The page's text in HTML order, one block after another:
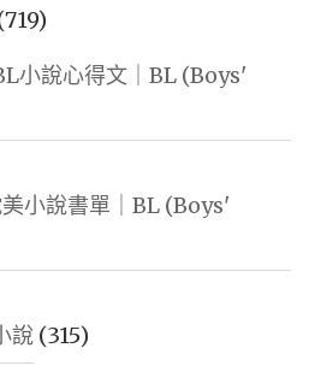
小說心得文｜BL (Boys'
小說書單｜BL (Boys'
說 (315)